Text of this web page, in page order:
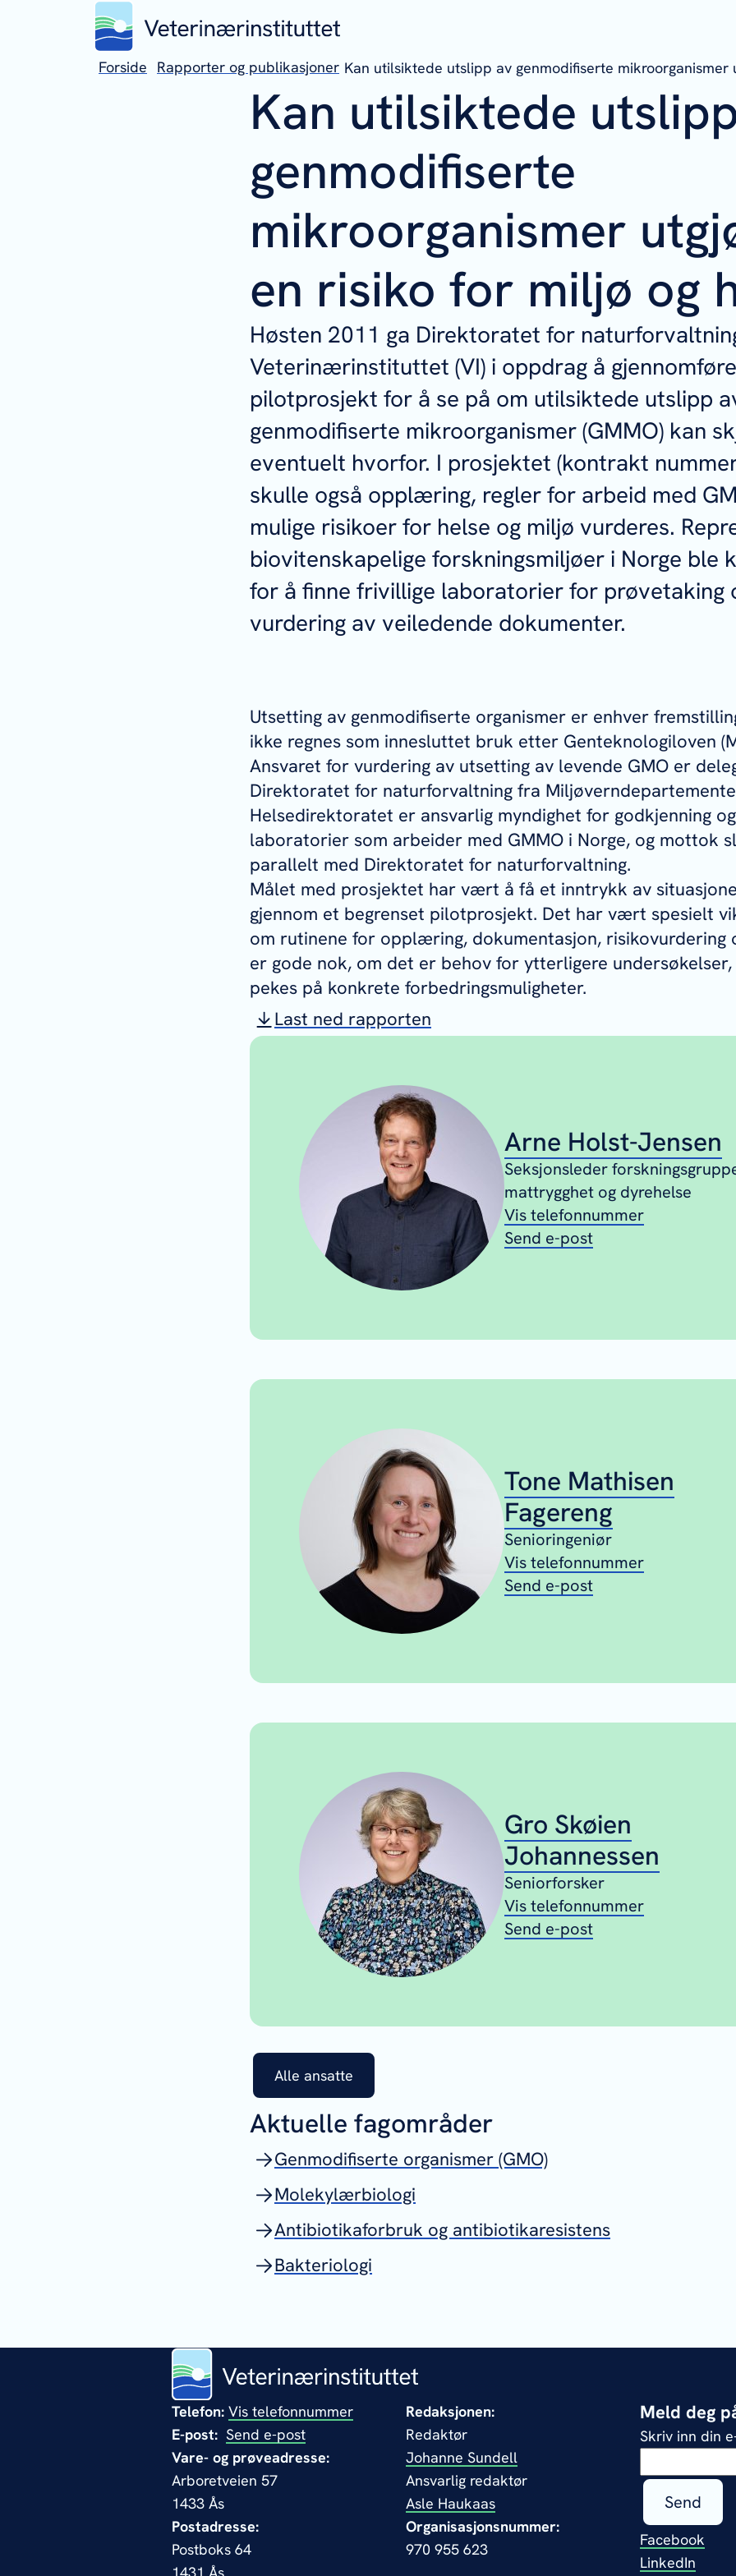
Forside Rapporter og publikasjoner Kan utilsiktede utslipp av genmodifiserte mikroorganismer
Kan utilsiktede
genmodifiserte
mikroorganismer
en risiko for miljø og
Høsten 2011 ga Direktoratet for
Veterinærinstituttet (VI) i oppdrag å
pilotprosjekt for å se på om utilsiktede utslipp
genmodifiserte mikroorganismer (GMMO) kan
eventuelt hvorfor. I prosjektet (kontrakt
skulle også opplæring, regler for arbeid med
mulige risikoer for helse og miljø vurderes.
biovitenskapelige forskningsmiljøer i Norge ble
for å finne frivillige laboratorier for prøvetaking
vurdering av veiledende dokumenter.
Utsetting av genmodifiserte organismer er enhver
ikke regnes som innesluttet bruk etter Genteknologiloven
Ansvaret for vurdering av utsetting av levende GMO er
Direktoratet for naturforvaltning fra
Helsedirektoratet er ansvarlig myndighet for godkjenning
laboratorier som arbeider med GMMO i Norge, og mottok
parallelt med Direktoratet for naturforvaltning.
Målet med prosjektet har vært å få et inntrykk av
gjennom et begrenset pilotprosjekt. Det har vært spesielt
om rutinene for opplæring, dokumentasjon, risikovurdering
er gode nok, om det er behov for ytterligere
pekes på konkrete forbedringsmuligheter.
Last ned rapporten
Arne Holst-Jensen
Seksjonsleder
mattrygghet og dyrehelse
Vis telefonnummer
Send e-post
Tone Mathisen
Fagereng
Senioringeniør
Vis telefonnummer
Send e-post
Gro Skøien
Johannessen
Seniorforsker
Vis telefonnummer
Send e-post
Alle ansatte
Aktuelle fagområder
Genmodifiserte organismer (GMO)
Molekylærbiologi
Antibiotikaforbruk og antibiotikaresistens
Bakteriologi
Telefon: Vis telefonnummer
E-post: Send e-post
Vare- og prøveadresse:
Arboretveien 57
1433 Ås
Postadresse:
Postboks 64
Redaksjonen:
Redaktør
Johanne Sundell
Ansvarlig redaktør
Asle Haukaas
Organisasjonsnummer:
970 955 623
Meld deg
Skriv inn din
Send
Facebook
LinkedIn